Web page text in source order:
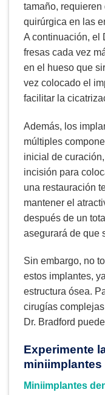
tamaño,
quirúrgica en las
A continuación, el
fresas cada vez
en el hueso que
vez colocado el
facilitar la
Además, los
múltiples
inicial de
incisión para
una restauración
mantener el
después de un
asegurará de que
Sin embargo, no
estos implantes,
estructura ósea.
cirugías
Dr. Bradford
Experimente
miniimplantes
Miniimplantes